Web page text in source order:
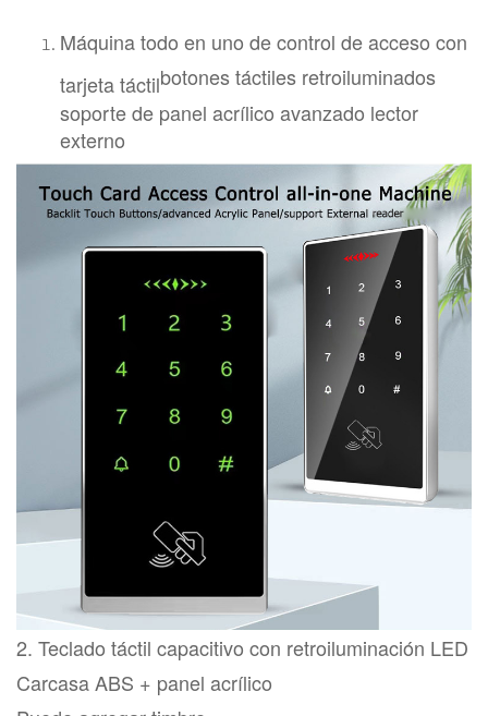
Máquina todo en uno de control de acceso con
tarjeta táctilbotones táctiles retroiluminados
soporte de panel acrílico avanzado lector
externo
2. Teclado táctil capacitivo con retroiluminación LED
Carcasa ABS + panel acrílico